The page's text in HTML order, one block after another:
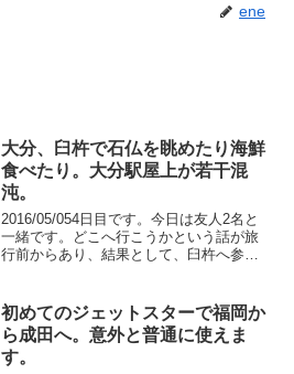
ene
大分、臼杵で石仏を眺めたり海鮮
食べたり。大分駅屋上が若干混
沌。
2016/05/054日目です。今日は友人2名と
一緒です。どこへ行こうかという話が旅
行前からあり、結果として、臼杵へ参り
になりました。星があるせいか、少し札
幌駅を思い出...
初めてのジェットスターで福岡か
ら成田へ。意外と普通に使えま
す。